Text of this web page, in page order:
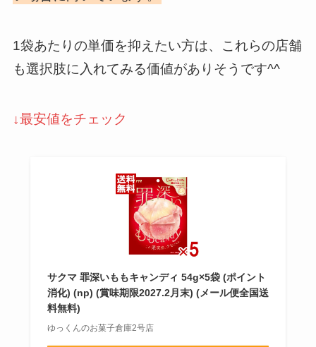
1袋あたりの単価を抑えたい方は、これらの店舗
も選択肢に入れてみる価値がありそうです^^
↓最安値をチェック
サクマ 罪深いももキャンディ 54g×5袋 (ポイント
消化) (np) (賞味期限2027.2月末) (メール便全国送
料無料)
ゆっくんのお菓子倉庫2号店